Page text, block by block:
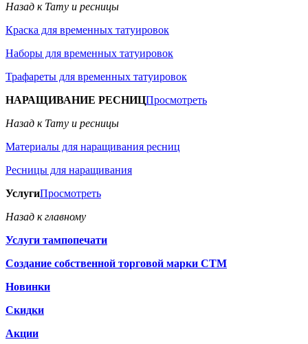
Назад к Тату и ресницы
Краска для временных татуировок
Наборы для временных татуировок
Трафареты для временных татуировок
НАРАЩИВАНИЕ РЕСНИЦПросмотреть
Назад к Тату и ресницы
Материалы для наращивания ресниц
Ресницы для наращивания
УслугиПросмотреть
Назад к главному
Услуги тампопечати
Создание собственной торговой марки СТМ
Новинки
Скидки
Акции